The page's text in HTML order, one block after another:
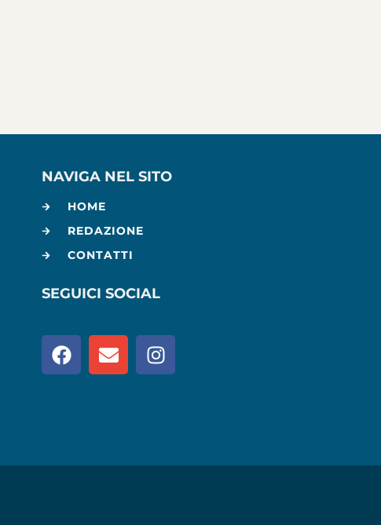
NAVIGA NEL SITO
HOME
REDAZIONE
CONTATTI
SEGUICI SOCIAL